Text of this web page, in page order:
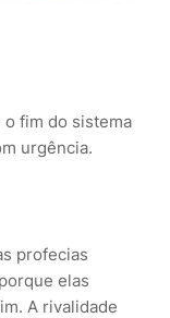
o fim do sistema
urgência.
profecias
elas
A rivalidade